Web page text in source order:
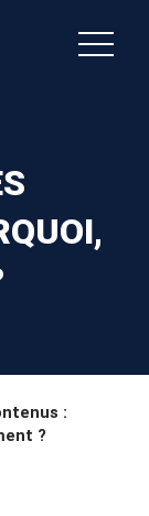
:
?